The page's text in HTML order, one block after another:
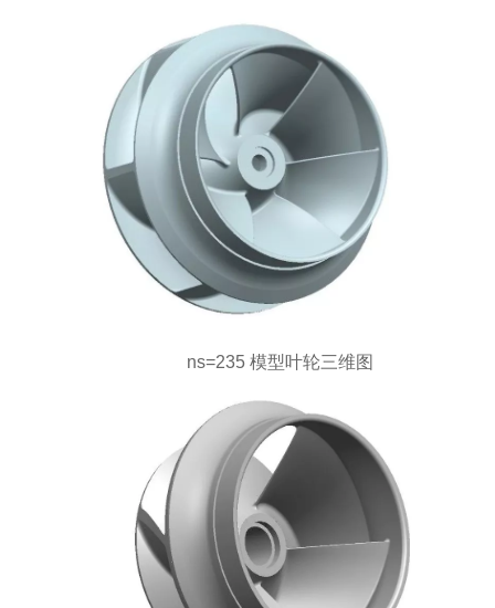
ns=235 模型叶轮三维图